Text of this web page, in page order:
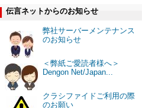
伝言ネットからのお知らせ
弊社サーバーメンテナンス
のお知らせ
＜弊紙ご愛読者様へ＞
Dengon Net/Japan...
クラシファイドご利用の際
のお願い